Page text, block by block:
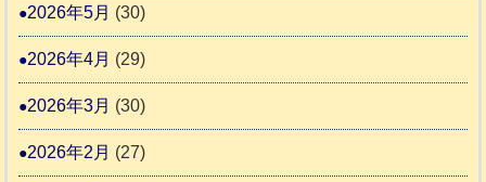
4
支
ま
2026年5月 (30)
2026年4月 (29)
2026年3月 (30)
2026年2月 (27)